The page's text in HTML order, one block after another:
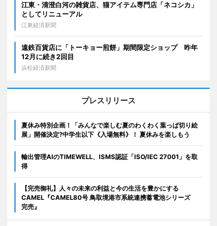
江東・清澄白河の雑貨店、猫アイテム専門店「ネコシカ」
としてリニューアル
江東経済新聞
遠鉄百貨店に「トーキョー煎餅」期間限定ショップ 昨年
12月に続き2回目
浜松経済新聞
プレスリリース
夏休み特別企画！「みんなで楽しむ夏のわくわく葉っぱ切り絵
展」開催決定?中学生以下《入場無料》！ 夏休みを楽しもう
輸出管理AIのTIMEWELL、ISMS認証「ISO/IEC 27001」を取
得
【完売御礼】人々の未来の利益と今の生活を豊かにする
CAMEL『CAMEL80号 鳥取境港市系統連携蓄電池シリーズ
完売』